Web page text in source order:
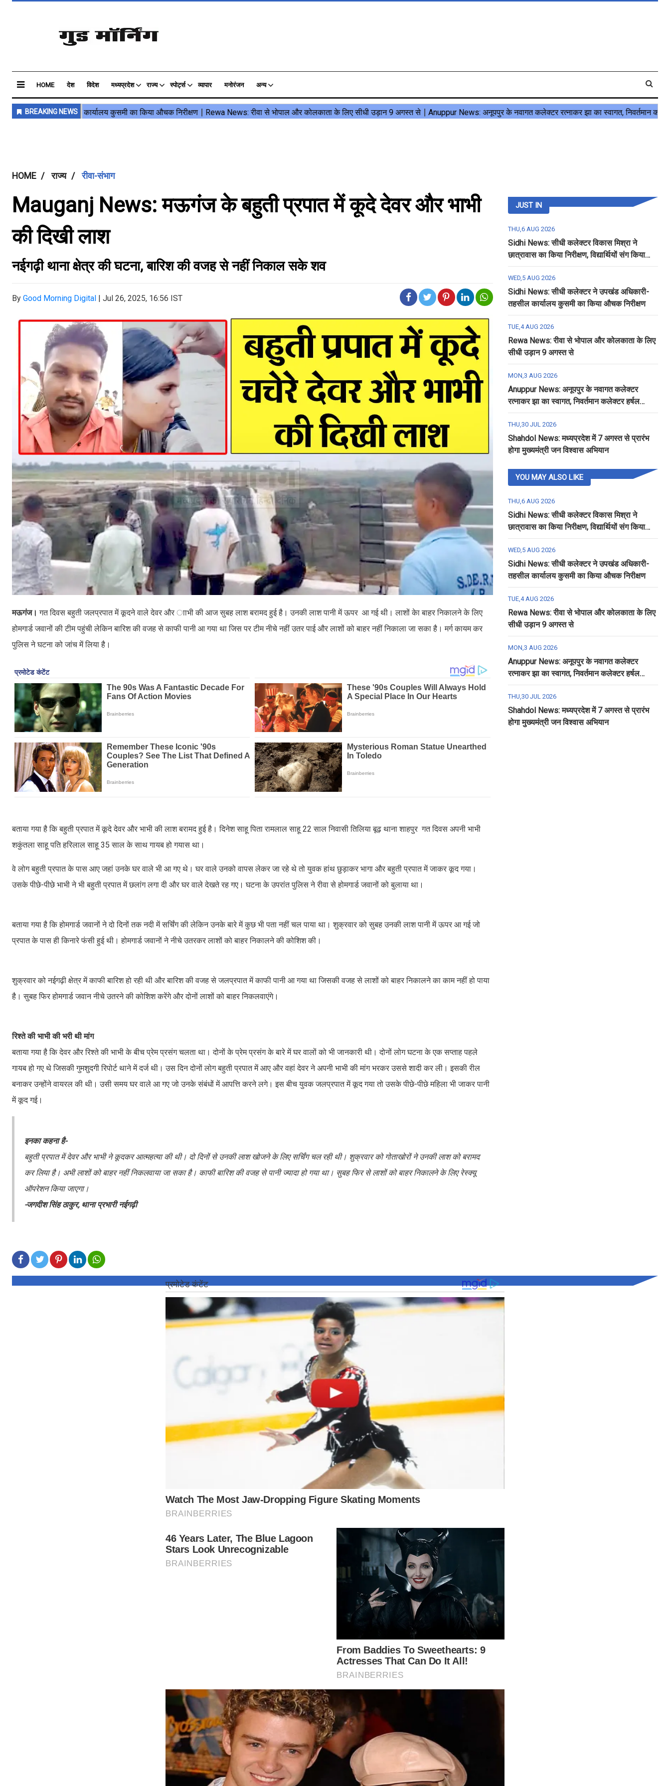
HOME देश विदेश मध्यप्रदेश राज्य स्पोर्ट्स व्यापार मनोरंजन अन्य
HOME राज्य रीवा-संभाग
Mauganj News: मऊगंज के बहुती प्रपात में कूदे देवर और भाभी
की दिखी लाश
नईगढ़ी थाना क्षेत्र की घटना, बारिश की वजह से नहीं निकाल सके शव
By Good Morning Digital | Jul 26, 2025, 16:56 IST
मऊगंज।गत दिवस बहुती जलप्रपात में कूदने वाले देवर और ााभी की आज सुबह लाश बरामद हुई है। उनकी लाश पानी में ऊपर आ गई थी। लाशों केा बाहर निकालने के लिए
होमगार्ड जवानों की टीम पहुंची लेकिन बारिश की वजह से काफी पानी आ गया था जिस पर टीम नीचे नहीं उतर पाई और लाशों को बाहर नहीं निकाला जा सका है। मर्ग कायम कर
पुलिस ने घटना को जांच में लिया है।
बताया गया है कि बहुती प्रपात में कूदे देवर और भाभी की लाश बरामद हुई है। दिनेश साहू पिता रामलाल साहू 22 साल निवासी तिलिया बूढ़ थाना शाहपुर गत दिवस अपनी भाभी
शकुंतला साहू पति हरिलाल साहू 35 साल के साथ गायब हो गयास था।
वे लोग बहुती प्रपात के पास आए जहां उनके घर वाले भी आ गए थे। घर वाले उनको वापस लेकर जा रहे थे तो युवक हांथ छुड़ाकर भागा और बहुती प्रपात में जाकर कूद गया।
उसके पीछे-पीछे भाभी ने भी बहुती प्रपात में छलांग लगा दी और घर वाले देखते रह गए। घटना के उपरांत पुलिस ने रीवा से होमगार्ड जवानों को बुलाया था।
बताया गया है कि होमगार्ड जवानों ने दो दिनों तक नदी में सर्चिंग की लेकिन उनके बारे में कुछ भी पता नहीं चल पाया था। शुक्रवार को सुबह उनकी लाश पानी में ऊपर आ गई जो
प्रपात के पास ही किनारे फंसी हुई थी। होमगार्ड जवानों ने नीचे उतरकर लाशों को बाहर निकालने की कोशिश की।
शुक्रवार को नईगढ़ी क्षेत्र में काफी बारिश हो रही थी और बारिश की वजह से जलप्रपात में काफी पानी आ गया था जिसकी वजह से लाशों को बाहर निकालने का काम नहीं हो पाया
है। सुबह फिर होमगार्ड जवान नीचे उतरने की कोशिश करेंगे और दोनों लाशों को बाहर निकलवाएंगे।
रिश्ते की भाभी की भरी थी मांग
बताया गया है कि देवर और रिश्ते की भाभी के बीच प्रेम प्रसंग चलता था। दोनों के प्रेम प्रसंग के बारे में घर वालों को भी जानकारी थी। दोनों लोग घटना के एक सप्ताह पहले
गायब हो गए थे जिसकी गुमशुदगी रिपोर्ट थाने में दर्ज थी। उस दिन दोनों लोग बहुती प्रपात में आए और वहां देवर ने अपनी भाभी की मांग भरकर उससे शादी कर ली। इसकी रील
बनाकर उन्होंने वायरल की थी। उसी समय घर वाले आ गए जो उनके संबंधों में आपत्ति करने लगे। इस बीच युवक जलप्रपात में कूद गया तो उसके पीछे-पीछे महिला भी जाकर पानी
में कूद गई।
इनका कहना है-
बहुती प्रपात में देवर और भाभी ने कूदकर आत्महत्या की थी। दो दिनों से उनकी लाश खोजने के लिए सर्चिंग चल रही थी। शुक्रवार को गोताखोरों ने उनकी लाश को बरामद
कर लिया है। अभी लाशों को बाहर नहीं निकलवाया जा सका है। काफी बारिश की वजह से पानी ज्यादा हो गया था। सुबह फिर से लाशों को बाहर निकालने के लिए रेस्क्यू
ऑपरेशन किया जाएगा।
-जगदीश सिंह ठाकुर, थाना प्रभारी नईगढ़ी
JUST IN
THU,6 AUG 2026
Sidhi News: सीधी कलेक्टर विकास मिश्रा ने
छात्रावास का किया निरीक्षण, विद्यार्थियों संग किया
रात्रि भोजन
WED,5 AUG 2026
Sidhi News: सीधी कलेक्टर ने उपखंड अधिकारी-
तहसील कार्यालय कुसमी का किया औचक निरीक्षण
TUE,4 AUG 2026
Rewa News: रीवा से भोपाल और कोलकाता के लिए
सीधी उड़ान 9 अगस्त से
MON,3 AUG 2026
Anuppur News: अनूपपुर के नवागत कलेक्टर
रत्नाकर झा का स्वागत, निवर्तमान कलेक्टर हर्षल
पंचोली को दी गई विदाई
THU,30 JUL 2026
Shahdol News: मध्यप्रदेश में 7 अगस्त से प्रारंभ
होगा मुख्यमंत्री जन विश्वास अभियान
YOU MAY ALSO LIKE
THU,6 AUG 2026
Sidhi News: सीधी कलेक्टर विकास मिश्रा ने
छात्रावास का किया निरीक्षण, विद्यार्थियों संग किया
रात्रि भोजन
WED,5 AUG 2026
Sidhi News: सीधी कलेक्टर ने उपखंड अधिकारी-
तहसील कार्यालय कुसमी का किया औचक निरीक्षण
TUE,4 AUG 2026
Rewa News: रीवा से भोपाल और कोलकाता के लिए
सीधी उड़ान 9 अगस्त से
MON,3 AUG 2026
Anuppur News: अनूपपुर के नवागत कलेक्टर
रत्नाकर झा का स्वागत, निवर्तमान कलेक्टर हर्षल
पंचोली को दी गई विदाई
THU,30 JUL 2026
Shahdol News: मध्यप्रदेश में 7 अगस्त से प्रारंभ
होगा मुख्यमंत्री जन विश्वास अभियान